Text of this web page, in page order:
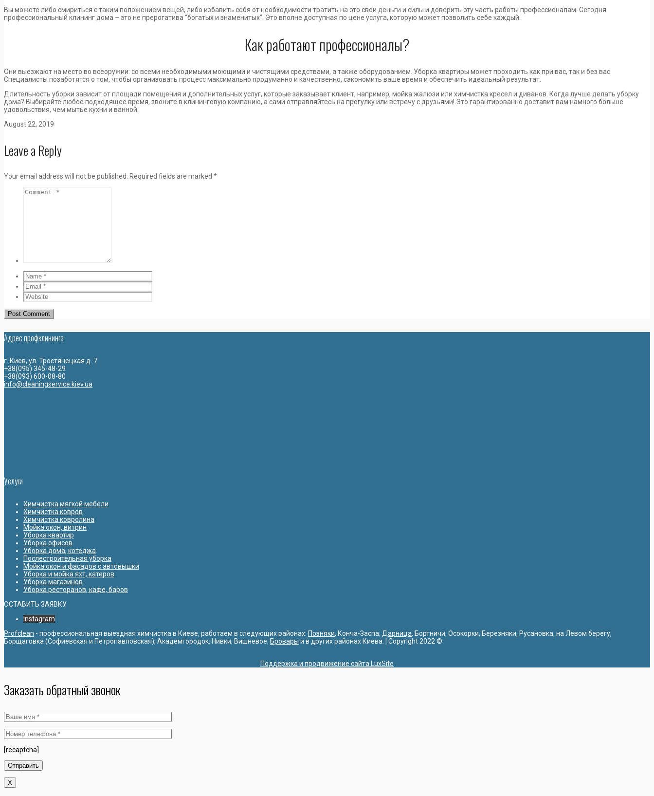
Вы можете либо смириться с таким положением вещей, либо избавить себя от необходимости тратить на это свои деньги и силы и доверить эту часть работы профессионалам. Сегодня
профессиональный клининг дома – это не прерогатива “богатых и знаменитых”. Это вполне доступная по цене услуга, которую может позволить себе каждый.
Как работают профессионалы?
Они выезжают на место во всеоружии: со всеми необходимыми моющими и чистящими средствами, а также оборудованием. Уборка квартиры может проходить как при вас, так и без вас.
Специалисты позаботятся о том, чтобы организовать процесс максимально продуманно и качественно, сэкономить ваше время и обеспечить идеальный результат.
Длительность уборки зависит от площади помещения и дополнительных услуг, которые заказывает клиент, например, мойка жалюзи или химчистка кресел и диванов. Когда лучше делать уборку
дома? Выбирайте любое подходящее время, звоните в клининговую компанию, а сами отправляйтесь на прогулку или встречу с друзьями! Это гарантированно доставит вам намного больше
удовольствия, чем мытье кухни и ванной.
August 22, 2019
Leave a Reply
Your email address will not be published. Required fields are marked *
Адрес профклининга
г. Киев, ул. Тростянецкая д. 7
+38(095) 345-48-29
+38(093) 600-08-80
info@cleaningservice.kiev.ua
Услуги
Химчистка мягкой мебели
Химчистка ковров
Химчистка ковролина
Мойка окон, витрин
Уборка квартир
Уборка офисов
Уборка дома, котеджа
Послестроительная уборка
Мойка окон и фасадов с автовышки
Уборка и мойка яхт, катеров
Уборка магазинов
Уборка ресторанов, кафе, баров
ОСТАВИТЬ ЗАЯВКУ
Instagram
Profclean - профессиональная выездная химчистка в Киеве, работаем в следующих районах: Позняки, Конча-Заспа, Дарница, Бортничи, Осокорки, Березняки, Русановка, на Левом берегу,
Борщаговка (Софиевская и Петропавловская), Академгородок, Нивки, Вишневое, Бровары и в других районах Киева. | Copyright 2022 ©
Поддержка и продвижение сайта LuxSite
Заказать обратный звонок
[recaptcha]
X